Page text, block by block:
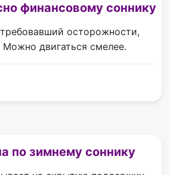
финансовому соннику
осторожности,
Можно двигаться смелее.
по зимнему соннику